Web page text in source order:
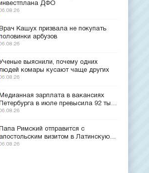
ДФО
Врач Кашух призвала не покупать
арбузов
Ученые выяснили, почему одних
комары кусают чаще других
Медианная зарплата в вакансиях
Петербурга в июле превысила 92 тыс.
Папа Римский отправится с
апостольским визитом в Латинскую